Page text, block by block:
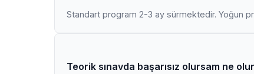
Standart program 2-3 ay sürmektedir. Yoğun
Teorik sınavda başarısız olursam ne